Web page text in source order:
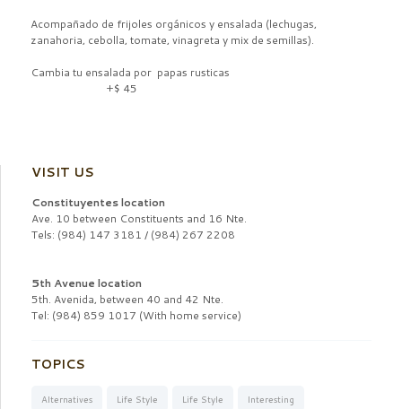
Acompañado de frijoles orgánicos y ensalada (lechugas,
zanahoria, cebolla, tomate, vinagreta y mix de semillas).
Cambia tu ensalada por papas rusticas
+$ 45
VISIT US
Constituyentes location
Ave. 10 between Constituents and 16 Nte.
Tels: (984) 147 3181 / (984) 267 2208
5th Avenue location
5th. Avenida, between 40 and 42 Nte.
Tel: (984) 859 1017 (With home service)
TOPICS
Alternatives Life Style Life Style Interesting